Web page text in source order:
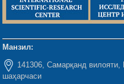
Манзил:
141306, Самарқанд
шаҳарчаси